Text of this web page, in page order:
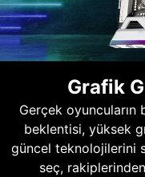
Grafik
Gerçek
beklentisi, yüksek
güncel teknolojilerini
seç,